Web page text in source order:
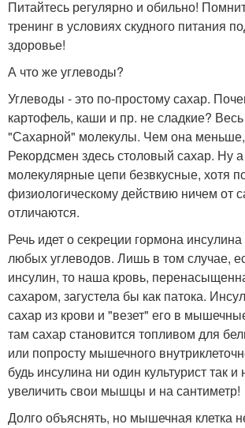
Питайтесь регулярно и обильно!
тренинг в условиях скудного питания
здоровье!
А что же углеводы?
Углеводы - это по-простому сахар.
картофель, каши и пр. не сладкие? Весь
"Сахарной" молекулы. Чем она
Рекордсмен здесь столовый сахар. Ну
молекулярные цепи безвкусные, хотя
физиологическому действию ничем от
отличаются.
Речь идет о секреции гормона
любых углеводов. Лишь в том случае,
инсулин, то наша кровь,
сахаром, загустела бы как патока.
сахар из крови и "везет" его в
там сахар становится топливом для
или попросту мышечного
будь инсулина ни один культурист так
увеличить свои мышцы и на сантиметр!
Долго объяснять, но мышечная клетка